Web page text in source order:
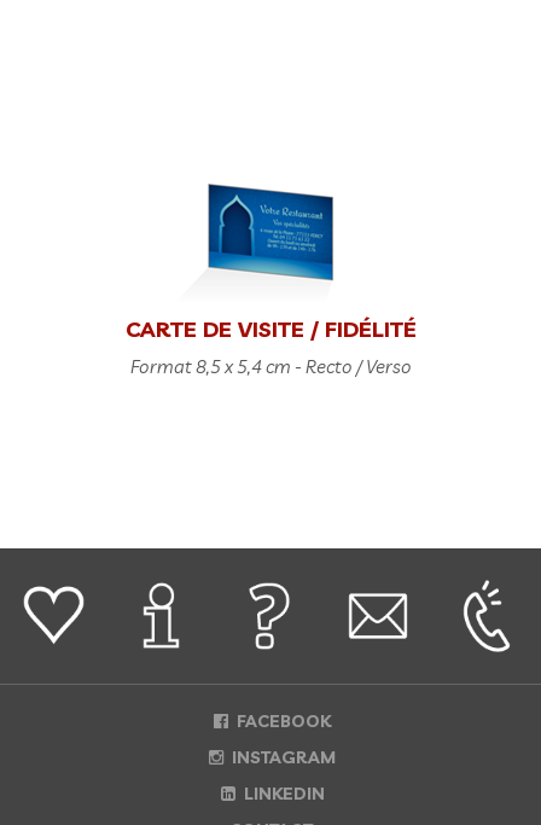
CARTE DE VISITE / FIDÉLITÉ
Format 8,5 x 5,4 cm - Recto / Verso
FACEBOOK
INSTAGRAM
LINKEDIN